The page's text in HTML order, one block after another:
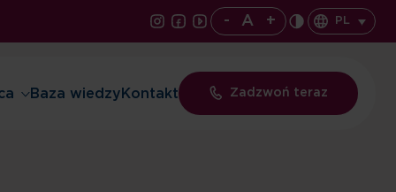
- A + PL
Baza wiedzy Kontakt Zadzwoń teraz